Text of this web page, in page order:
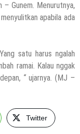
– Gunem. Menurutnya,
apabila ada
satu harus ngalah
ramai. Kalau nggak
“ ujarnya. (MJ –
Twitter